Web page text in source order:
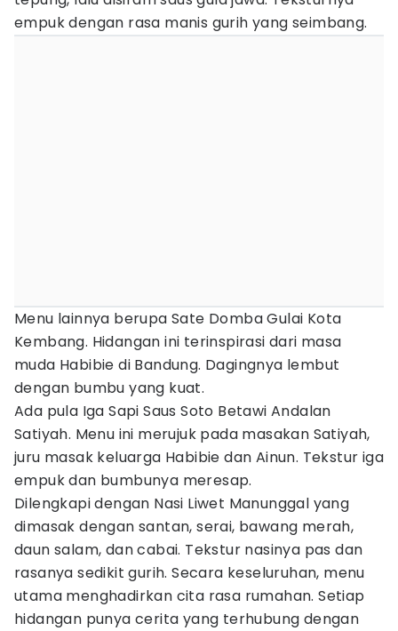
empuk dengan rasa manis gurih yang seimbang.
Menu lainnya berupa Sate Domba Gulai Kota
Kembang. Hidangan ini terinspirasi dari masa
muda Habibie di Bandung. Dagingnya lembut
dengan bumbu yang kuat.
Ada pula Iga Sapi Saus Soto Betawi Andalan
Satiyah. Menu ini merujuk pada masakan Satiyah,
juru masak keluarga Habibie dan Ainun. Tekstur iga
empuk dan bumbunya meresap.
Dilengkapi dengan Nasi Liwet Manunggal yang
dimasak dengan santan, serai, bawang merah,
daun salam, dan cabai. Tekstur nasinya pas dan
rasanya sedikit gurih. Secara keseluruhan, menu
utama menghadirkan cita rasa rumahan. Setiap
hidangan punya cerita yang terhubung dengan